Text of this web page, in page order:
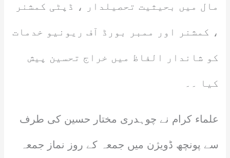
مال میں بحیثیت تحصیلدار ، ڈپٹی کمشنر
، کمشنر اور ممبر بورڈ آف ریونیو خدمات
کو شاندار الفاظ میں خراج تحسین پیش
کیا ۔۔
علماء کرام نے چوہدری مختار حسین کی طرف
سے پونچھ ڈویژن میں جمعہ کے روز نماز جمعہ